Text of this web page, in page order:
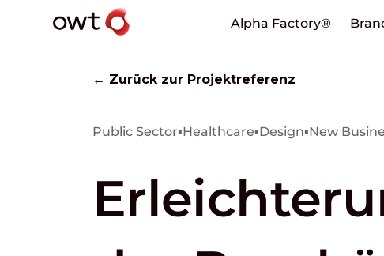
Alpha Factory®
← Zurück zur Projektreferenz
Public Sector▪Healthcare▪Design▪New